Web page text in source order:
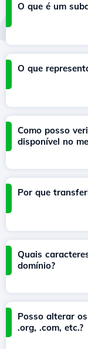
O que é um
O que
Como posso
disponível no
Por que
Quais
domínio?
Posso alterar
.org, .com, etc.?